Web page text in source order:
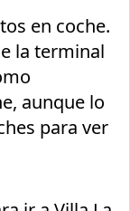
en coche.
la terminal
aunque lo
para ver